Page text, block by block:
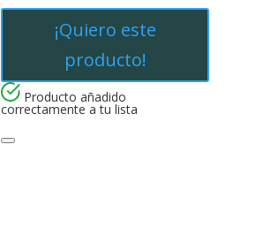
¡Quiero este
producto!
Producto añadido
correctamente a tu lista